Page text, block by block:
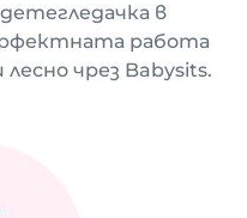
в
работа
чрез Babysits.